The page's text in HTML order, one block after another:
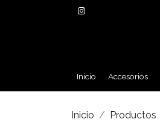
Inicio Accesorios
Inicio Productos